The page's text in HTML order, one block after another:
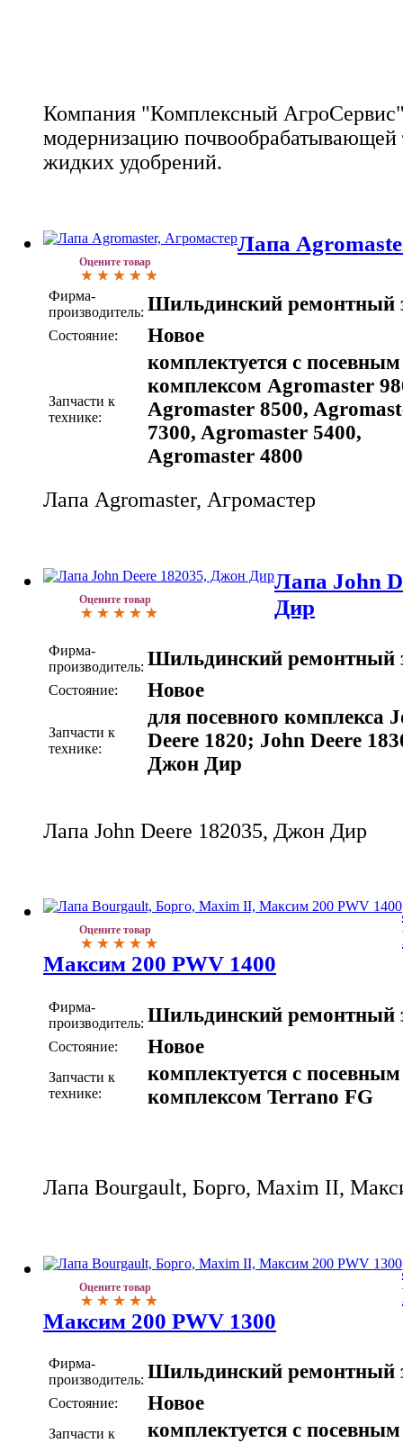
Компания "Комплексный АгроСервис"
модернизацию почвообрабатывающей
жидких удобрений.
Оцените товар
Лапа
Фирма-
производитель: Шильдинский ремонтный
Состояние: Новое
Запчасти к
технике:
комплектуется с посевным
комплексом Agromaster
Agromaster 8500,
7300, Agromaster 5400,
Agromaster 4800
Лапа Agromaster, Агромастер
Оцените товар
Лапа John
Дир
Фирма-
производитель: Шильдинский ремонтный
Состояние: Новое
Запчасти к
технике:
для посевного комплекса
Deere 1820; John Deere
Джон Дир
Лапа John Deere 182035, Джон Дир
Оцените товар
Максим 200 PWV 1400
Фирма-
производитель: Шильдинский ремонтный
Состояние: Новое
Запчасти к
технике:
комплектуется с посевным
комплексом Terrano FG
Лапа Bourgault, Борго, Maxim II,
Оцените товар
Максим 200 PWV 1300
Фирма-
производитель: Шильдинский ремонтный
Состояние: Новое
Запчасти к
комплектуется с посевным